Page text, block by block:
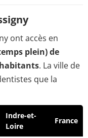
ont accès en
plein) de
. La ville de
que la
Indre-et-
Loire
France